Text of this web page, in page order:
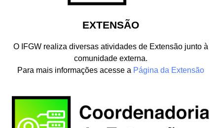
EXTENSÃO
O IFGW realiza diversas atividades de Extensão junto à
comunidade externa.
Para mais informações acesse a Página da Extensão